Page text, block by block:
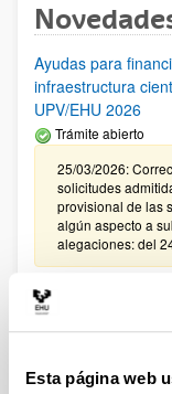
Esta página web
Ayudas para
infraestructura
UPV/EHU 2026
Trámite abierto
25/03/2026:
solicitudes
provisional de las
algún aspecto a
alegaciones: del
Convocatoria de
científica,
Plazo interno para